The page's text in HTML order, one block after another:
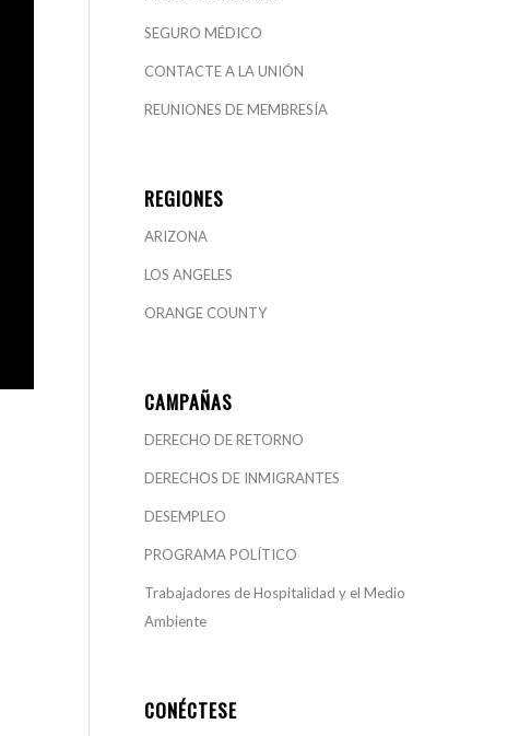
SEGURO MÉDICO
CONTACTE A LA UNIÓN
REUNIONES DE MEMBRESÍA
REGIONES
ARIZONA
LOS ANGELES
ORANGE COUNTY
CAMPAÑAS
DERECHO DE RETORNO
DERECHOS DE INMIGRANTES
DESEMPLEO
PROGRAMA POLÍTICO
Trabajadores de Hospitalidad y el Medio
Ambiente
CONÉCTESE